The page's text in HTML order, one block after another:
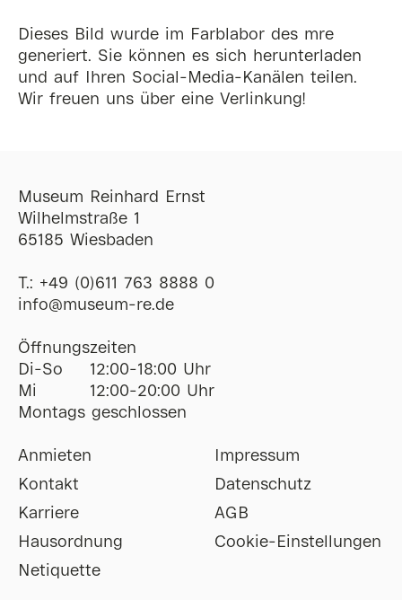
Dieses Bild wurde im Farblabor des mre
generiert. Sie können es sich herunterladen
und auf Ihren Social-Media-Kanälen teilen.
Wir freuen uns über eine Verlinkung!
Museum Reinhard Ernst
Wilhelmstraße 1
65185 Wiesbaden
T.: +49 (0)611 763 8888 0
ofni@museum-re de
Öffnungszeiten
Di-So
12:00-18:00 Uhr
Mi
12:00-20:00 Uhr
Montags geschlossen
Anmieten
Kontakt
Karriere
Hausordnung
Netiquette
Impressum
Datenschutz
AGB
Cookie-Einstellungen